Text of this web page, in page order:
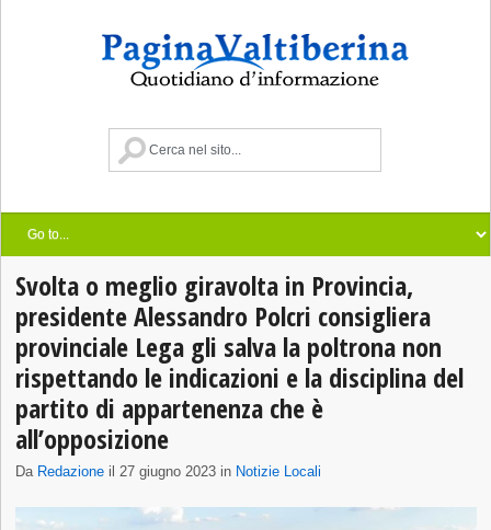
Svolta o meglio giravolta in Provincia,
presidente Alessandro Polcri consigliera
provinciale Lega gli salva la poltrona non
rispettando le indicazioni e la disciplina del
partito di appartenenza che è
all’opposizione
Da Redazione il 27 giugno 2023 in Notizie Locali